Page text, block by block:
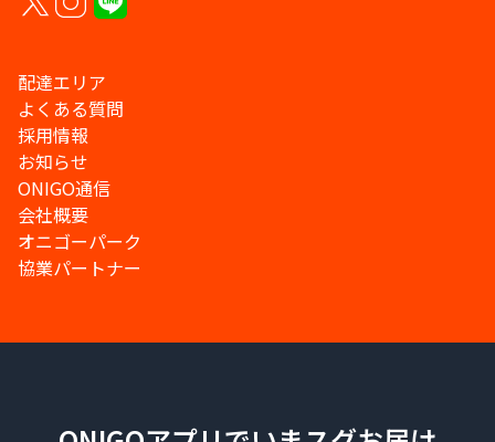
配達エリア
よくある質問
採用情報
お知らせ
ONIGO通信
会社概要
オニゴーパーク
協業パートナー